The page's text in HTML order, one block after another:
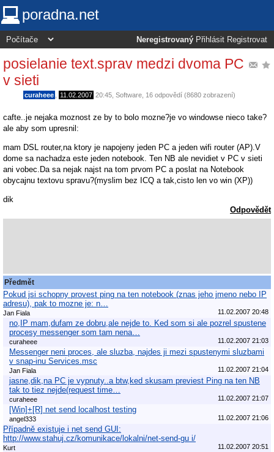
poradna.net
Neregistrovaný Přihlásit Registrovat
posielanie text.sprav medzi dvoma PC
v sieti
curaheee 11.02.2007 20:45 Software , 16 odpovědí (8680 zobrazení)
cafte..je nejaka moznost ze by to bolo mozne?je vo windowse nieco take?
ale aby som upresnil:
mam DSL router,na ktory je napojeny jeden PC a jeden wifi router (AP).V
dome sa nachadza este jeden notebook. Ten NB ale nevidiet v PC v sieti
ani vobec.Da sa nejak najst na tom prvom PC a poslat na Notebook
obycajnu textovu spravu?(myslim bez ICQ a tak,cisto len vo win (XP))
dik
Odpovědět
Předmět
Pokud jsi schopny provest ping na ten notebook (znas jeho jmeno nebo IP
adresu), pak to mozne je: n…
Jan Fiala 11.02.2007 20:48
no,IP mam,dufam ze dobru,ale nejde to. Ked som si ale pozrel spustene
procesy messenger som tam nena…
curaheee 11.02.2007 21:03
Messenger neni proces, ale sluzba, najdes ji mezi spustenymi sluzbami
v snap-inu Services.msc
Jan Fiala 11.02.2007 21:04
jasne,dik,na PC je vypnuty..a btw,ked skusam previest Ping na ten NB
tak to tiez nejde(request time…
curaheee 11.02.2007 21:07
[Win]+[R] net send localhost testing
angel333 11.02.2007 21:06
Případně existuje i net send GUI:
http://www.stahuj.cz/komunikace/lokalni/net-send-gu i/
Kurt 11.02.2007 20:51